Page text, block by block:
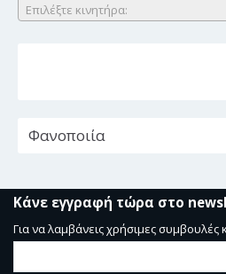
Επιλέξτε κινητήρα:
Φανοποιία
Κάνε εγγραφή τώρα στο
Για να λαμβάνεις χρήσιμες συμβουλές